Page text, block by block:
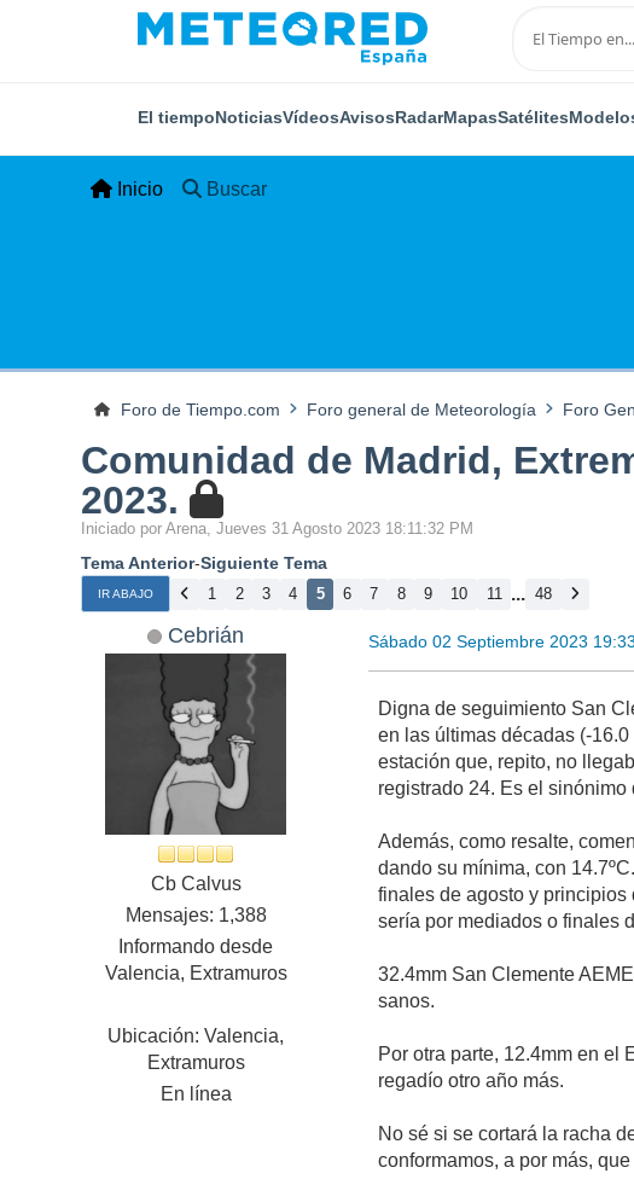
El tiempoNoticiasVídeosAvisosRadarMapasSatélites
Inicio Buscar
Foro de Tiempo.com Foro general de Meteorología Foro
Comunidad de Madrid,
2023.
Iniciado por Arena, Jueves 31 Agosto 2023 18:11:32 PM
Tema Anterior-Siguiente Tema
IR ABAJO 1 2 3 4 5 6 7 8 9 10 11 ... 48
Cebrián
Cb Calvus
Mensajes: 1,388
Informando desde
Valencia, Extramuros
Ubicación: Valencia,
Extramuros
En línea
Sábado 02 Septiembre 2023
Digna de seguimiento San
en las últimas décadas (-
estación que, repito, no
registrado 24. Es el
Además, como resalte,
dando su mínima, con
finales de agosto y principios
sería por mediados o finales
32.4mm San Clemente
sanos.
Por otra parte, 12.4mm en el
regadío otro año más.
No sé si se cortará la racha
conformamos, a por más,